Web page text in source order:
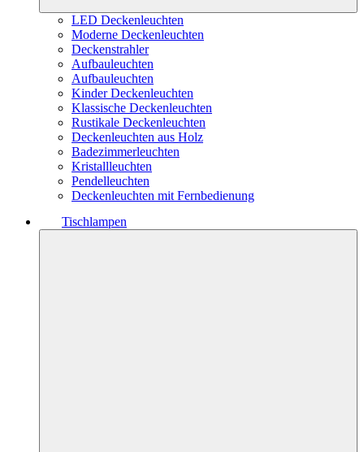
LED Deckenleuchten
Moderne Deckenleuchten
Deckenstrahler
Aufbauleuchten
Aufbauleuchten
Kinder Deckenleuchten
Klassische Deckenleuchten
Rustikale Deckenleuchten
Deckenleuchten aus Holz
Badezimmerleuchten
Kristallleuchten
Pendelleuchten
Deckenleuchten mit Fernbedienung
Tischlampen